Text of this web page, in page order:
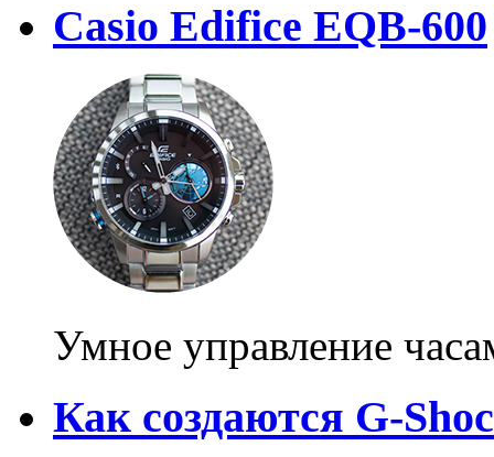
Casio Edifice EQB-600
Умное управление
Как создаются G-